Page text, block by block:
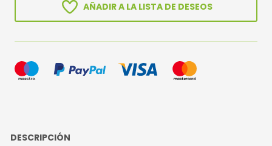
AÑADIR A LA LISTA DE DESEOS
DESCRIPCIÓN